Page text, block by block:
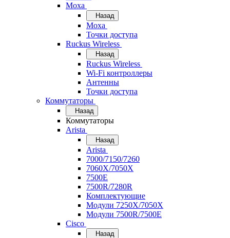
Moxa
Назад
Moxa
Точки доступа
Ruckus Wireless
Назад
Ruckus Wireless
Wi-Fi контроллеры
Антенны
Точки доступа
Коммутаторы
Назад
Коммутаторы
Arista
Назад
Arista
7000/7150/7260
7060X/7050X
7500E
7500R/7280R
Комплектующие
Модули 7250X/7050X
Модули 7500R/7500E
Cisco
Назад